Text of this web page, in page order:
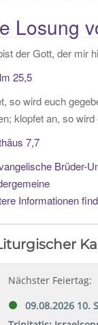
Losung
der Gott, der mir
25,5
so wird euch
klopfet an, so wird
7,7
Brüder-
Informationen